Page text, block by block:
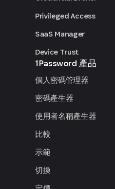
Privileged Access
SaaS Manager
Device Trust
1Password 產品
個人密碼管理器
密碼產生器
使用者名稱產生器
比較
示範
切換